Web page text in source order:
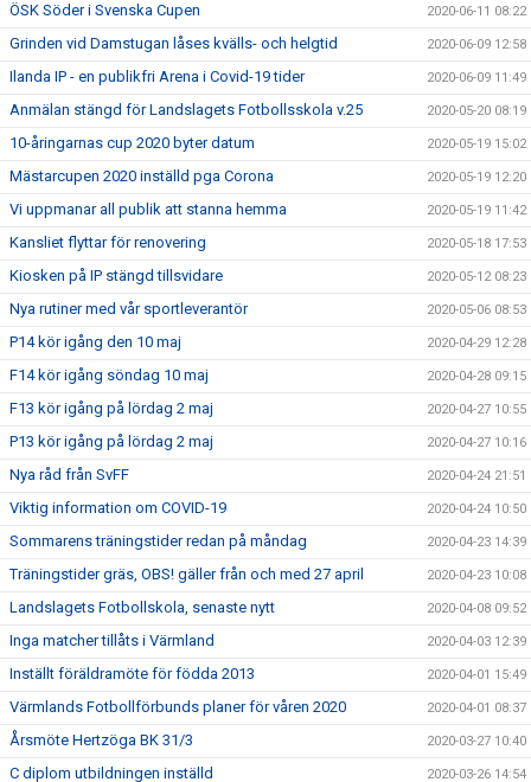
ÖSK Söder i Svenska Cupen 2020-06-11 08:22
Grinden vid Damstugan låses kvälls- och helgtid 2020-06-09 12:58
Ilanda IP - en publikfri Arena i Covid-19 tider 2020-06-09 11:49
Anmälan stängd för Landslagets Fotbollsskola v.25 2020-05-20 08:19
10-åringarnas cup 2020 byter datum 2020-05-19 15:02
Mästarcupen 2020 inställd pga Corona 2020-05-19 12:20
Vi uppmanar all publik att stanna hemma 2020-05-19 11:42
Kansliet flyttar för renovering 2020-05-18 17:53
Kiosken på IP stängd tillsvidare 2020-05-12 08:23
Nya rutiner med vår sportleverantör 2020-05-06 08:53
P14 kör igång den 10 maj 2020-04-29 12:28
F14 kör igång söndag 10 maj 2020-04-28 09:15
F13 kör igång på lördag 2 maj 2020-04-27 10:55
P13 kör igång på lördag 2 maj 2020-04-27 10:16
Nya råd från SvFF 2020-04-24 21:51
Viktig information om COVID-19 2020-04-24 10:50
Sommarens träningstider redan på måndag 2020-04-23 14:39
Träningstider gräs, OBS! gäller från och med 27 april 2020-04-23 10:08
Landslagets Fotbollskola, senaste nytt 2020-04-08 09:52
Inga matcher tillåts i Värmland 2020-04-03 12:39
Inställt föräldramöte för födda 2013 2020-04-01 15:49
Värmlands Fotbollförbunds planer för våren 2020 2020-04-01 08:37
Årsmöte Hertzöga BK 31/3 2020-03-27 10:40
C diplom utbildningen inställd 2020-03-26 14:54